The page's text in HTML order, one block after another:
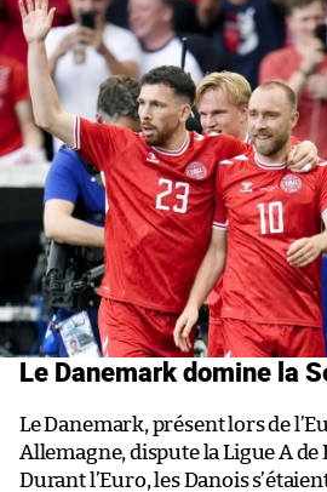
Le Danemark domine la
Le Danemark, présent lors de
Allemagne, dispute la Ligue A de
Durant l’Euro, les Danois